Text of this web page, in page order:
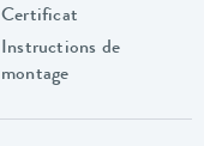
Certificat
Instructions de
montage